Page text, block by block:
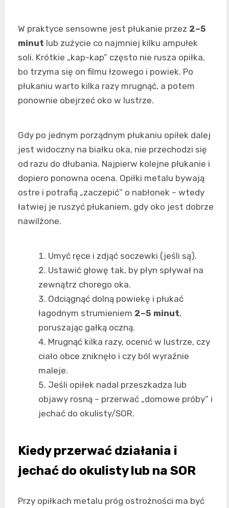
W praktyce sensowne jest płukanie przez 2–5
minut lub zużycie co najmniej kilku ampułek
soli. Krótkie „kap-kap” często nie rusza opiłka,
bo trzyma się on filmu łzowego i powiek. Po
płukaniu warto kilka razy mrugnąć, a potem
ponownie obejrzeć oko w lustrze.
Gdy po jednym porządnym płukaniu opiłek dalej
jest widoczny na białku oka, nie przechodzi się
od razu do dłubania. Najpierw kolejne płukanie i
dopiero ponowna ocena. Opiłki metalu bywają
ostre i potrafią „zaczepić” o nabłonek – wtedy
łatwiej je ruszyć płukaniem, gdy oko jest dobrze
nawilżone.
Umyć ręce i zdjąć soczewki (jeśli są).
Ustawić głowę tak, by płyn spływał na
zewnątrz chorego oka.
Odciągnąć dolną powiekę i płukać
łagodnym strumieniem 2–5 minut,
poruszając gałką oczną.
Mrugnąć kilka razy, ocenić w lustrze, czy
ciało obce zniknęło i czy ból wyraźnie
maleje.
Jeśli opiłek nadal przeszkadza lub
objawy rosną – przerwać „domowe próby” i
jechać do okulisty/SOR.
Kiedy przerwać działania i
jechać do okulisty lub na SOR
Przy opiłkach metalu próg ostrożności ma być